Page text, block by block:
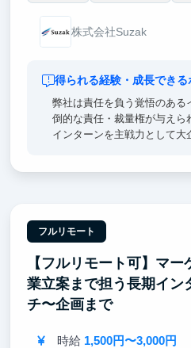
株式会社Suzak
得られる経験・成長できる
弊社は責任を負う覚悟のある
倒的な責任・裁量権が与えら
インターンを主戦力として大
のない一般的な大学生」から
において同期トップレベルと
成長してきた実績があります
フルリモート
【フルリモート可】マ
業立案まで担う長期イン
チ〜企画まで
時給 1,500円〜3,000円